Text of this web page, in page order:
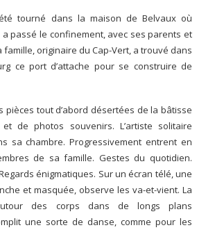
tourné dans la maison de Belvaux où
passé le confinement, avec ses parents et
originaire du Cap-Vert, a trouvé dans
ce port d’attache pour se construire de
pièces tout d’abord désertées de la bâtisse
de photos souvenirs. L’artiste solitaire
sa chambre. Progressivement entrent en
de sa famille. Gestes du quotidien.
énigmatiques. Sur un écran télé, une
et masquée, observe les va-et-vient. La
des corps dans de longs plans
une sorte de danse, comme pour les